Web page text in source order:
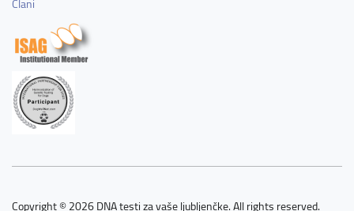
Copyright © 2026 DNA testi za vaše ljubljenčke. All rights reserved.